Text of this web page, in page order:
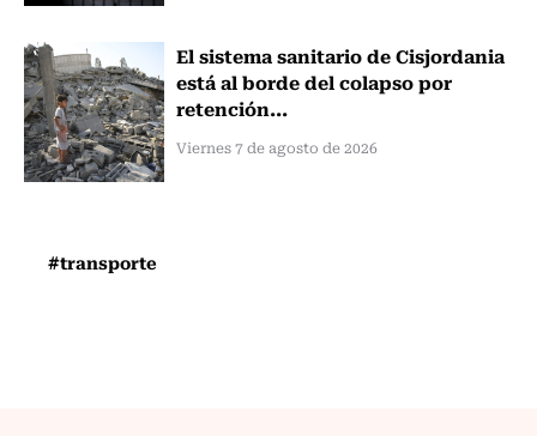
El sistema sanitario de Cisjordania
está al borde del colapso por
retención...
Viernes 7 de agosto de 2026
#transporte